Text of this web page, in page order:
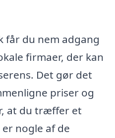
får du nem adgang
firmaer, der kan
Det gør det
priser og
at du træffer et
nogle af de